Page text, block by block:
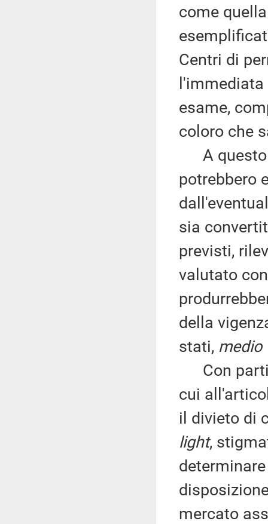
come
Centri di
esame,
coloro che
A questo
potrebbero
sia
previsti,
valutato
della
stati, medio
Con
cui
il divieto di
light,
mercato